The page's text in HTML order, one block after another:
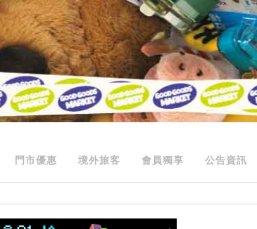
門市優惠 境外旅客 會員獨享 公告資訊